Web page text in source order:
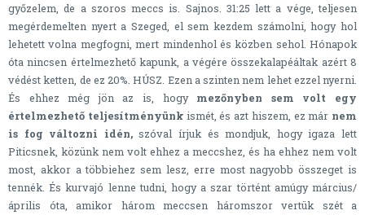
győzelem, de a szoros meccs is. Sajnos. 31:25 lett a vége, teljesen
megérdemelten nyert a Szeged, el sem kezdem számolni, hogy hol
lehetett volna megfogni, mert mindenhol és közben sehol. Hónapok
óta nincsen értelmezhető kapunk, a végére összekalapéáltak azért 8
védést ketten, de ez 20%. HÚSZ. Ezen a szinten nem lehet ezzel nyerni.
És ehhez még jön az is, hogy mezőnyben sem volt egy
értelmezhető teljesítményünkismét, és azt hiszem, ez már nem
is fog változni idén,szóval írjuk és mondjuk, hogy igaza lett
Piticsnek, közünk nem volt ehhez a meccshez, és ha ehhez nem volt
most, akkor a többiehez sem lesz, erre most nagyobb összeget is
tennék. És kurvajó lenne tudni, hogy a szar történt amúgy március/
április óta, amikor három meccsen háromszor vertük szét a